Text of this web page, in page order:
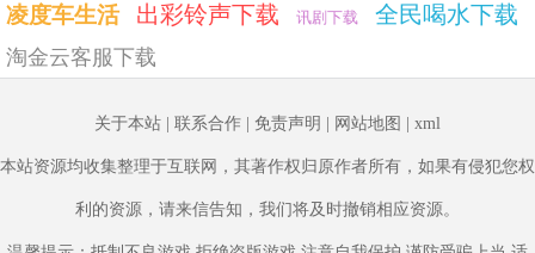
凌度车生活 出彩铃声下载 讯剧下载 全民喝水下载
淘金云客服下载
关于本站 联系合作 免责声明 网站地图 xml
本站资源均收集整理于互联网，其著作权归原作者所有，如果有侵犯您权
利的资源，请来信告知，我们将及时撤销相应资源。